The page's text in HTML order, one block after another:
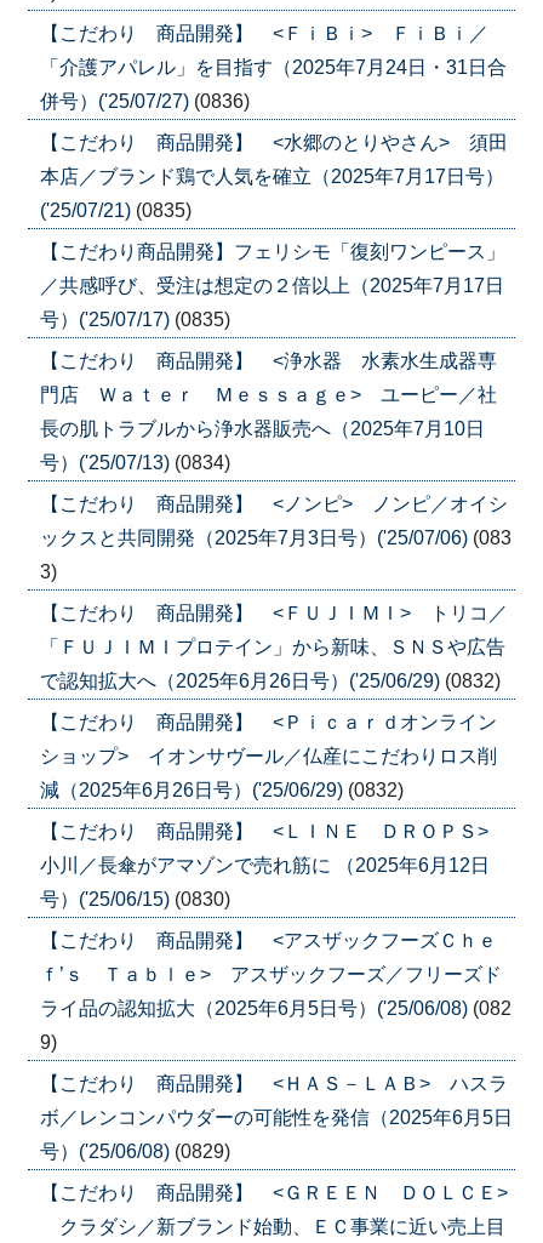
【こだわり 商品開発】 <ＦｉＢｉ> ＦｉＢｉ／
「介護アパレル」を目指す（2025年7月24日・31日合
併号）('25/07/27) (0836)
【こだわり 商品開発】 <水郷のとりやさん> 須田
本店／ブランド鶏で人気を確立（2025年7月17日号）
('25/07/21) (0835)
【こだわり商品開発】フェリシモ「復刻ワンピース」
／共感呼び、受注は想定の２倍以上（2025年7月17日
号）('25/07/17) (0835)
【こだわり 商品開発】 <浄水器 水素水生成器専
門店 Ｗａｔｅｒ Ｍｅｓｓａｇｅ> ユーピー／社
長の肌トラブルから浄水器販売へ（2025年7月10日
号）('25/07/13) (0834)
【こだわり 商品開発】 <ノンピ> ノンピ／オイシ
ックスと共同開発（2025年7月3日号）('25/07/06) (083
3)
【こだわり 商品開発】 <ＦＵＪＩＭＩ> トリコ／
「ＦＵＪＩＭＩプロテイン」から新味、ＳＮＳや広告
で認知拡大へ（2025年6月26日号）('25/06/29) (0832)
【こだわり 商品開発】 <Ｐｉｃａｒｄオンライン
ショップ> イオンサヴール／仏産にこだわりロス削
減（2025年6月26日号）('25/06/29) (0832)
【こだわり 商品開発】 <ＬＩＮＥ ＤＲＯＰＳ>
小川／長傘がアマゾンで売れ筋に （2025年6月12日
号）('25/06/15) (0830)
【こだわり 商品開発】 <アスザックフーズＣｈｅ
ｆ’ｓ Ｔａｂｌｅ> アスザックフーズ／フリーズド
ライ品の認知拡大（2025年6月5日号）('25/06/08) (082
9)
【こだわり 商品開発】 <ＨＡＳ－ＬＡＢ> ハスラ
ボ／レンコンパウダーの可能性を発信（2025年6月5日
号）('25/06/08) (0829)
【こだわり 商品開発】 <ＧＲＥＥＮ ＤＯＬＣＥ>
クラダシ／新ブランド始動、ＥＣ事業に近い売上目